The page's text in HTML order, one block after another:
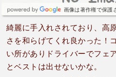
画像は著作権で保護
綺麗に手入れされており、高
さを和らげてくれ良かった！
い所がありドライバーでフェ
とベストは出せないかな。